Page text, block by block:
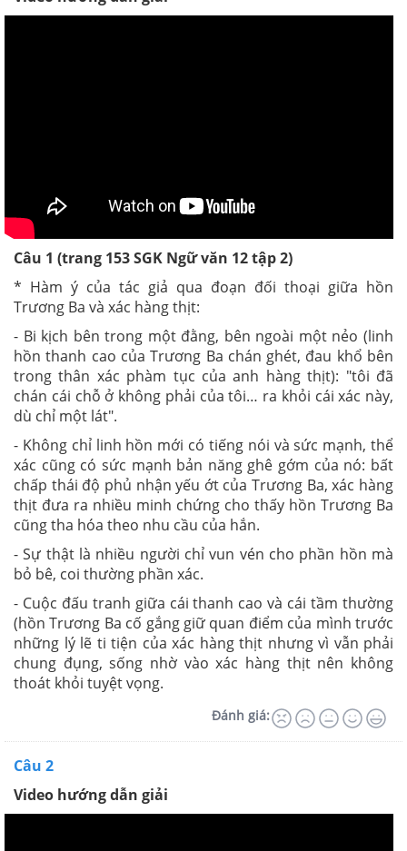
Câu 1 (trang 153 SGK Ngữ văn 12 tập 2)
* Hàm ý của tác giả qua đoạn đối thoại giữa hồn
Trương Ba và xác hàng thịt:
- Bi kịch bên trong một đằng, bên ngoài một nẻo (linh
hồn thanh cao của Trương Ba chán ghét, đau khổ bên
trong thân xác phàm tục của anh hàng thịt): "tôi đã
chán cái chỗ ở không phải của tôi… ra khỏi cái xác này,
dù chỉ một lát".
- Không chỉ linh hồn mới có tiếng nói và sức mạnh, thể
xác cũng có sức mạnh bản năng ghê gớm của nó: bất
chấp thái độ phủ nhận yếu ớt của Trương Ba, xác hàng
thịt đưa ra nhiều minh chứng cho thấy hồn Trương Ba
cũng tha hóa theo nhu cầu của hắn.
- Sự thật là nhiều người chỉ vun vén cho phần hồn mà
bỏ bê, coi thường phần xác.
- Cuộc đấu tranh giữa cái thanh cao và cái tầm thường
(hồn Trương Ba cố gắng giữ quan điểm của mình trước
những lý lẽ ti tiện của xác hàng thịt nhưng vì vẫn phải
chung đụng, sống nhờ vào xác hàng thịt nên không
thoát khỏi tuyệt vọng.
Đánh giá:
Câu 2
Video hướng dẫn giải